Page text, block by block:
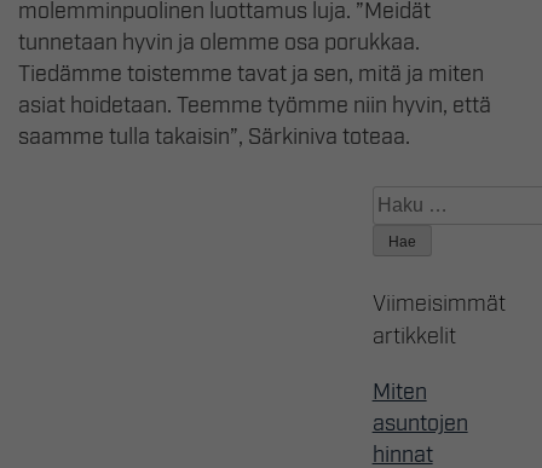
molemminpuolinen luottamus luja. ”Meidät
tunnetaan hyvin ja olemme osa porukkaa.
Tiedämme toistemme tavat ja sen, mitä ja miten
asiat hoidetaan. Teemme työmme niin hyvin, että
saamme tulla takaisin”, Särkiniva toteaa.
Haku:
Viimeisimmät
artikkelit
Miten
asuntojen
hinnat